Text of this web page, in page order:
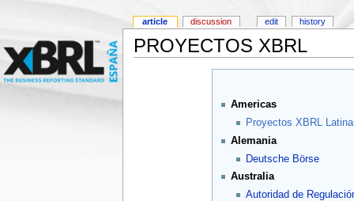
PROYECTOS XBRL
Americas
Proyectos XBRL
Alemania
Deutsche Börse
Australia
Autoridad de
article discussion edit history